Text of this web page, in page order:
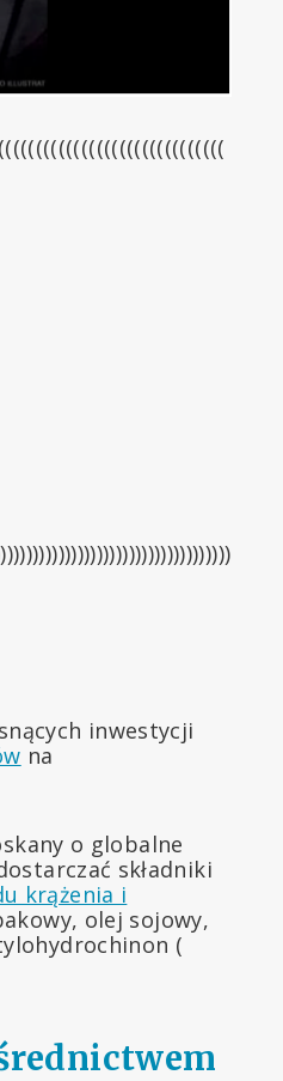
inwestycji
na
o globalne
składniki
krążenia i
olej sojowy,
(